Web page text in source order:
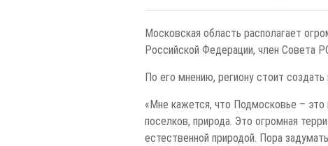
Московская область располагает
Российской Федерации, член Совета
По его мнению, региону стоит
«Мне кажется, что Подмосковье – это
поселков, природа. Это огромная
естественной природой. Пора